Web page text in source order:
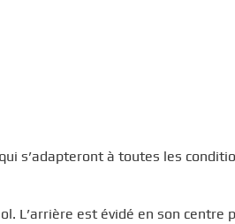
s’adapteront à toutes les
L’arrière est évidé en son centre